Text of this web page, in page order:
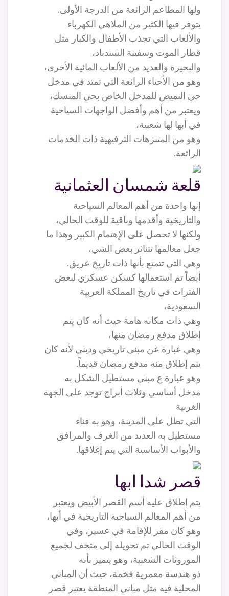
ولها المطاعم الرائعة من الدرجة الأولى.
يتوفر فيها الكثير من الملاهي الكهرباء
والألعاب التي تجذب الأطفال والكبار مثل
قطار الموت وسفينة السندباد،
والبحيرة والعديد من الألعاب المائية الأخرى،
وهو من الأحياء الرائعة التي تمتد في مدخل
حي النميص للمدخل الخاص بحي المنسك،
ويعتبر من أهم وأفضل الواجهات السياحية
في أبها لها شعبية،
وهو من المتنزهات الترفيهية ذات الخدمات
الرائعة.
قلعة شمسان العثمانية
إنها واحدة من أهم المعالم السياحية
والتاريخية وأقدمها وباقية للوقت الحالي،
ولكنها لا تحصل على الإهتمام الكبير وهذا ما
جعل معالمها تتناثر بعض الشي،
وهي التي تتمتع بأنها ذات تاريخ عريق.
أيضاً تم استعمالها كسكن عسكري لبعض
الفترات في تاريخ المملكة العربية
السعودية،
وهي ذات مكانه هامة حيث أنه كان يتم
إطلاق مدفع رمضان منها،
وهي عبارة عن مبني تاريخي وديني لأنه كان
يتم إطلاق منه مدفع رمضان قديماً.
وهو عبارة ع مبني مستطيل الشكل به
مدخل أساسي وثلاث أبراج توجد على الجهة
الغربية
التي تطل على المدينة، وهو به فناء
مستطيل به العديد من الغرف والمرافق
والأبواب الأساسية التي يتم إغلاقها.
قصر شدا ابها
يتم إطلاق عليه أسم القصر الأبيض ويعتبر
من أهم المعالم السياحية التاريخية في أبها،
وهو كان مقر للإقامة في عسير، وفي
الوقت الحالي تم تحويله إلى متحف لجميع
الموروثات الشعبية، وهو يتميز بأنه
ذو هندسة معمرية فخمة، حيث أن المباني
المحلية فيه مثل مباني المنطقة يعتبر قصر